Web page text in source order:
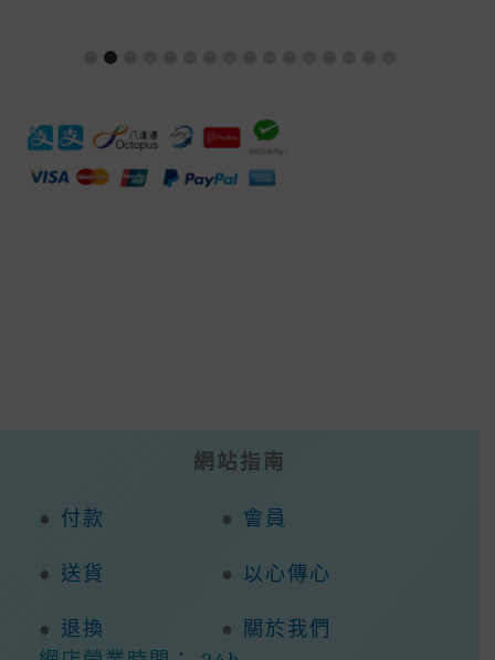
網站指南
● 付款 ● 會員
● 送貨 ● 以心傳心
● 退換 ●
關於我們